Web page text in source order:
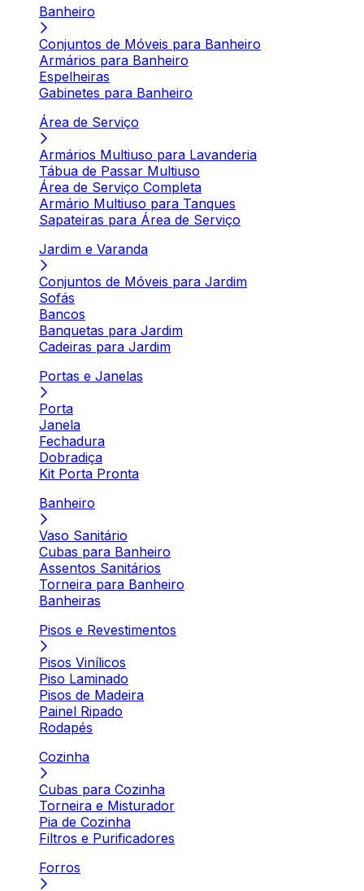
Banheiro
Conjuntos de Móveis para Banheiro
Armários para Banheiro
Espelheiras
Gabinetes para Banheiro
Área de Serviço
Armários Multiuso para Lavanderia
Tábua de Passar Multiuso
Área de Serviço Completa
Armário Multiuso para Tanques
Sapateiras para Área de Serviço
Jardim e Varanda
Conjuntos de Móveis para Jardim
Sofás
Bancos
Banquetas para Jardim
Cadeiras para Jardim
Portas e Janelas
Porta
Janela
Fechadura
Dobradiça
Kit Porta Pronta
Banheiro
Vaso Sanitário
Cubas para Banheiro
Assentos Sanitários
Torneira para Banheiro
Banheiras
Pisos e Revestimentos
Pisos Vinílicos
Piso Laminado
Pisos de Madeira
Painel Ripado
Rodapés
Cozinha
Cubas para Cozinha
Torneira e Misturador
Pia de Cozinha
Filtros e Purificadores
Forros